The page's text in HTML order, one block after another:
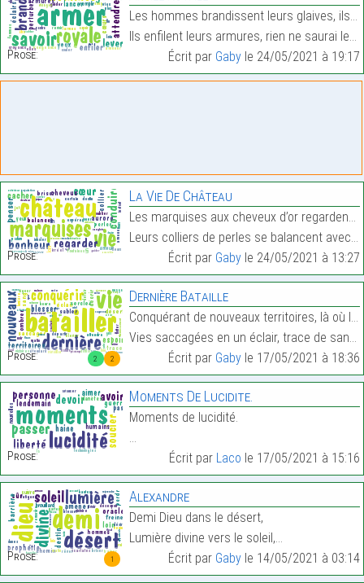
Prose:
Les hommes brandissent leurs glaives, ils attenden
Ils enfilent leurs armures, rien ne saurai les per…
Écrit par Gabyle 24/05/2021 à 19:17
Prose:
La Vie De Château
Les marquises aux cheveux d’or regardent l’aurore.
Leurs colliers de perles se balancent avec la bris…
Écrit par Gabyle 24/05/2021 à 13:27
2 2
Prose:
Dernière Bataille
Conquérant de nouveaux territoires, là où le bas b
Vies saccagées en un éclair, trace de sang dans le…
Écrit par Gabyle 17/05/2021 à 18:36
Prose:
Moments De Lucidite.
Moments de lucidité.
…
Écrit par Laco le 17/05/2021 à 15:16
1
Prose:
Alexandre
Demi Dieu dans le désert,
Lumière divine vers le soleil,…
Écrit par Gabyle 14/05/2021 à 03:14